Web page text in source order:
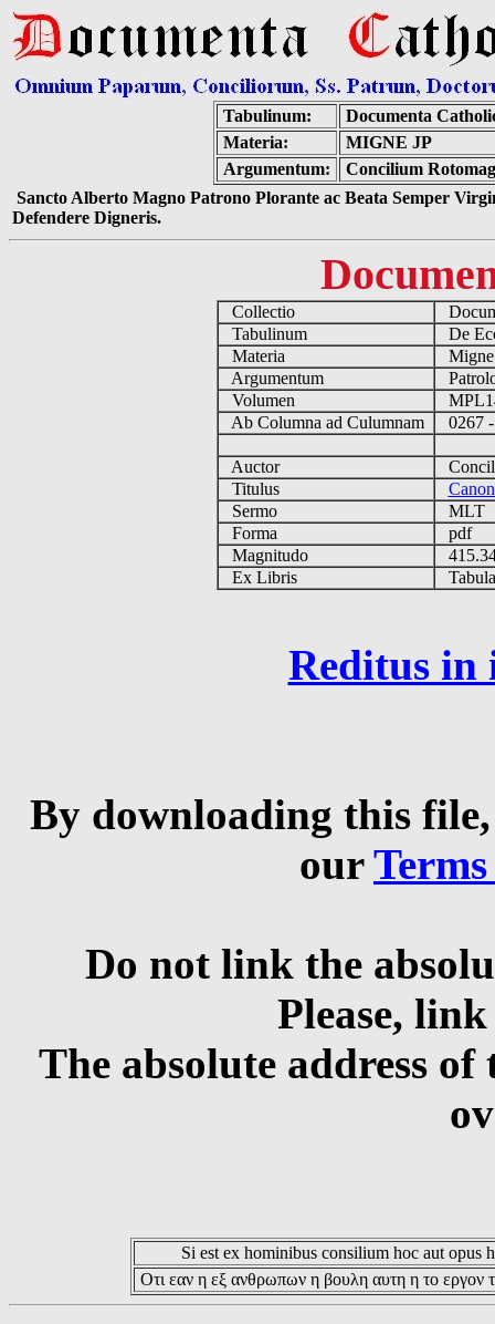
Tabulinum:
Documenta
Materia:
MIGNE JP
Argumentum:
Concilium
Sancto Alberto Magno Patrono Plorante ac Beata Semper
Defendere Digneris.
Collectio
Tabulinum
De
Materia
Argumentum
Volumen
Ab Columna ad Culumnam
0267
Auctor
Titulus
Sermo
MLT
Forma
pdf
Magnitudo
Ex Libris
Reditus in
By downloading this
our
Do not link the
Please,
The absolute address
Si est ex hominibus consilium hoc aut opus
Οτι εαν η εξ ανθρωπων η βουλη αυτη η το εργον